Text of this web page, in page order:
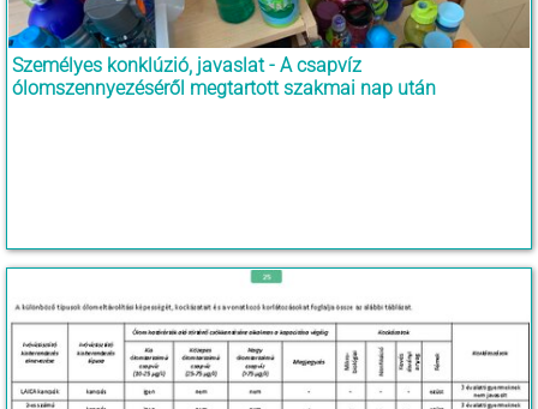
Személyes konklúzió, javaslat - A csapvíz
ólomszennyezéséről megtartott szakmai nap után